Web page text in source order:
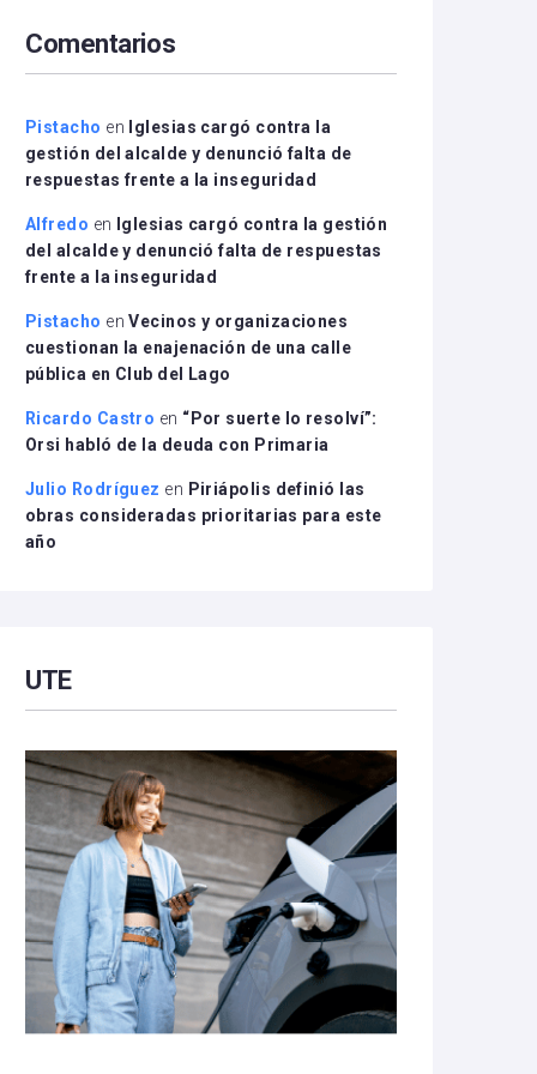
disminuir
el
Comentarios
Pistacho en
Iglesias cargó contra la
gestión del alcalde y denunció falta de
respuestas frente a la inseguridad
Alfredo en
Iglesias cargó contra la gestión
del alcalde y denunció falta de respuestas
frente a la inseguridad
Pistacho enVecinos y organizaciones
cuestionan la enajenación de una calle
pública en Club del Lago
Ricardo Castro en “Por suerte lo resolví”:
Orsi habló de la deuda con Primaria
Julio Rodríguez en Piriápolis definió las
obras consideradas prioritarias para este
año
UTE